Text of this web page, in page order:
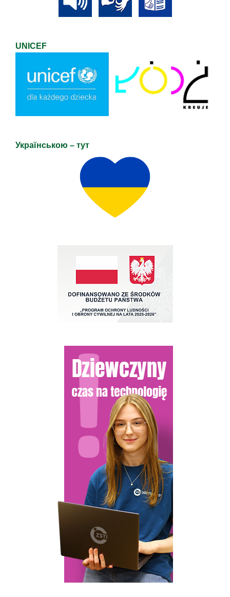
uprawnienia elektryczne
do 1kV dla uczniów
zostaną w terminie
UNICEF
Українською – тут